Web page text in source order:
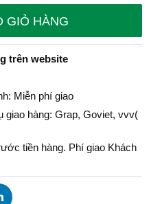
GIỎ HÀNG
trên website
Miễn phí giao
giao hàng: Grap, Goviet, vvv(
tiền hàng. Phí giao Khách